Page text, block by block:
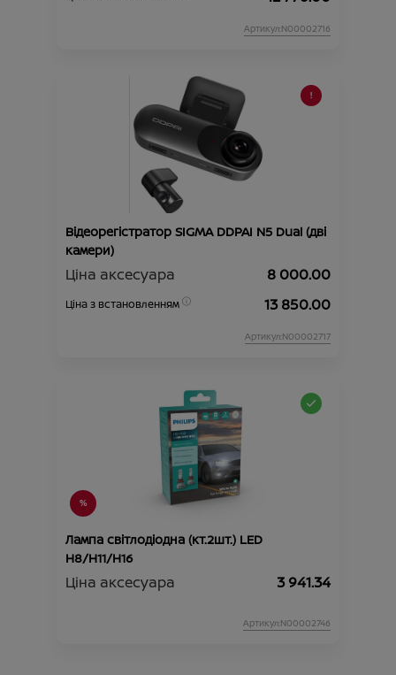
Артикул:N00002716
Відеорегістратор SIGMA DDPAI N5 Dual (дві
камери)
Ціна аксесуара 8 000.00
Ціна з встановленням 13 850.00
Артикул:N00002717
Лампа світлодіодна (кт.2шт.) LED
H8/H11/H16
Ціна аксесуара 3 941.34
Артикул:N00002746